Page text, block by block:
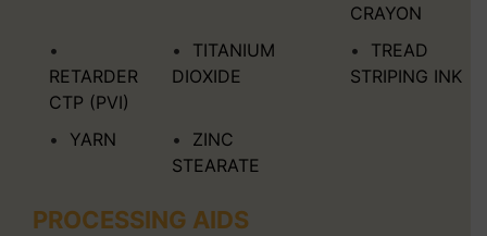
CRAYON
RETARDER
CTP (PVI)
TITANIUM
DIOXIDE
TREAD
STRIPING INK
YARN
ZINC
STEARATE
PROCESSING AIDS